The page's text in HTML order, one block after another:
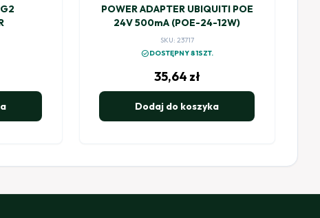
POWER ADAPTER UBIQUITI POE
24V 500mA (POE-24-12W)
SKU: 23717
check_circleDOSTĘPNY 81SZT.
35,64 zł
Dodaj do koszyka